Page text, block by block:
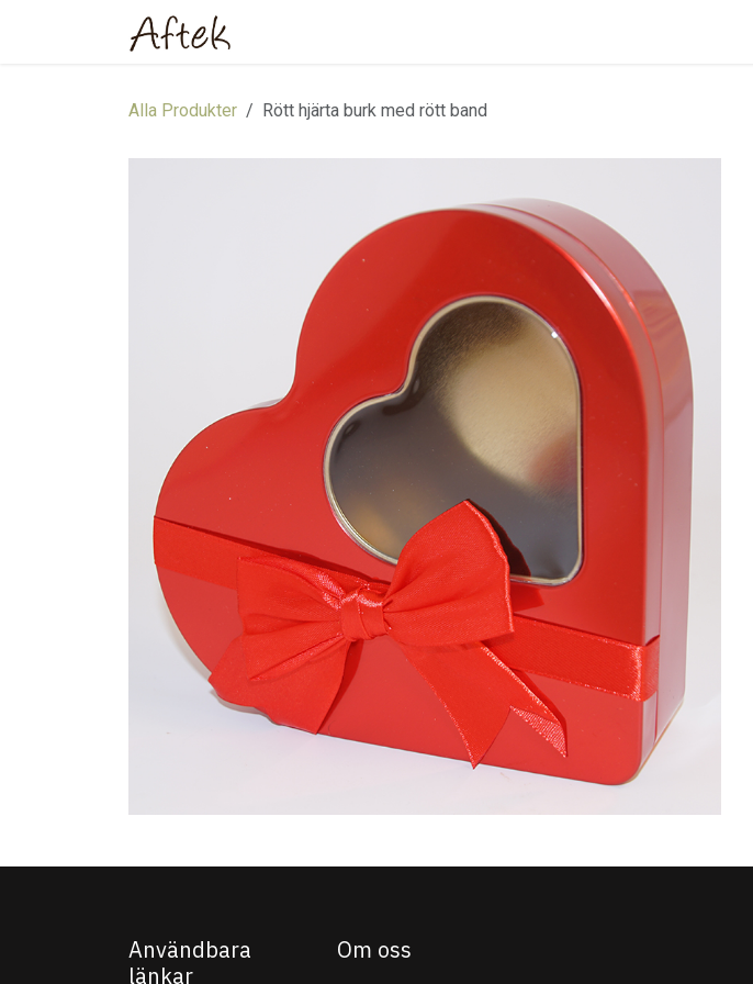
Alla Produkter Rött hjärta burk med rött band
Användbara
länkar
Om oss